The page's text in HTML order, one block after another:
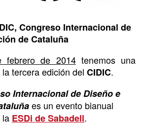
Congreso Internacional de
de Cataluña
de 2014tenemos una
tercera edición del CIDIC.
Internacional de Diseño e
es un evento bianual
la ESDi de Sabadell.